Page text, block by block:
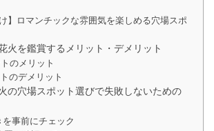
】ロマンチックな雰囲気を楽しめる穴場スポ
火を鑑賞するメリット・デメリット
のメリット
のデメリット
の穴場スポット選びで失敗しないための
事前にチェック